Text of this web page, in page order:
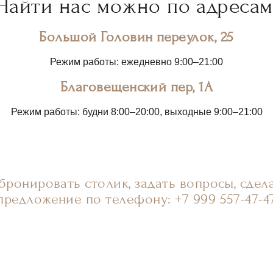
нас можно по
Большой Головин переулок, 25
Режим работы: ежедневно 9:00–21:00
Благовещенский пер, 1А
Режим работы: будни 8:00–20:00, выходные 9:00–21:00
столик, задать вопросы,
по телефону: +7 999 557-47-